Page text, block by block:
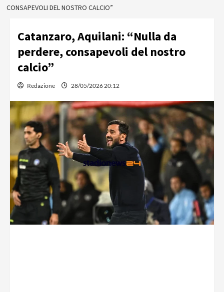
CONSAPEVOLI DEL NOSTRO CALCIO”
Catanzaro, Aquilani: “Nulla da
perdere, consapevoli del nostro
calcio”
Redazione 28/05/2026 20:12